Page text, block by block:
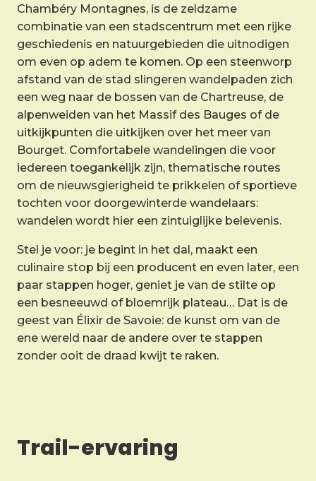
Chambéry Montagnes, is de zeldzame
combinatie van een stadscentrum met een rijke
geschiedenis en natuurgebieden die uitnodigen
om even op adem te komen. Op een steenworp
afstand van de stad slingeren wandelpaden zich
een weg naar de bossen van de Chartreuse, de
alpenweiden van het Massif des Bauges of de
uitkijkpunten die uitkijken over het meer van
Bourget. Comfortabele wandelingen die voor
iedereen toegankelijk zijn, thematische routes
om de nieuwsgierigheid te prikkelen of sportieve
tochten voor doorgewinterde wandelaars:
wandelen wordt hier een zintuiglijke belevenis.
Stel je voor: je begint in het dal, maakt een
culinaire stop bij een producent en even later, een
paar stappen hoger, geniet je van de stilte op
een besneeuwd of bloemrijk plateau… Dat is de
geest van Élixir de Savoie: de kunst om van de
ene wereld naar de andere over te stappen
zonder ooit de draad kwijt te raken.
Trail-ervaring